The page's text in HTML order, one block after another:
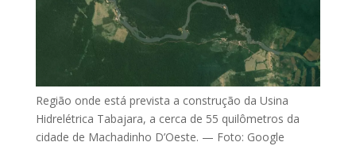
Região onde está prevista a construção da Usina
Hidrelétrica Tabajara, a cerca de 55 quilômetros da
cidade de Machadinho D’Oeste. — Foto: Google